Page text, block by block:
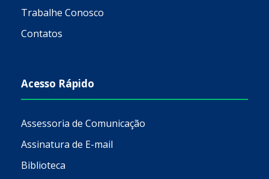
Trabalhe Conosco
Contatos
Acesso Rápido
Assessoria de Comunicação
Assinatura de E-mail
Biblioteca